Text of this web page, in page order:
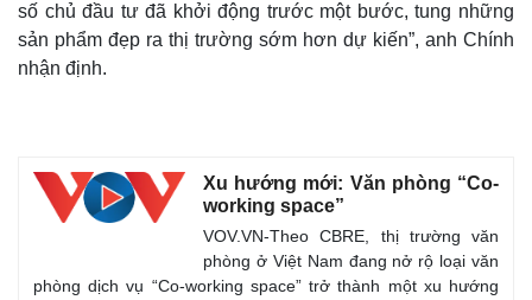
số chủ đầu tư đã khởi động trước một bước, tung những
sản phẩm đẹp ra thị trường sớm hơn dự kiến”, anh Chính
nhận định.
Xu hướng mới: Văn phòng “Co-
working space”
VOV.VN-Theo CBRE, thị trường văn
phòng ở Việt Nam đang nở rộ loại văn
phòng dịch vụ “Co-working space” trở thành một xu hướng